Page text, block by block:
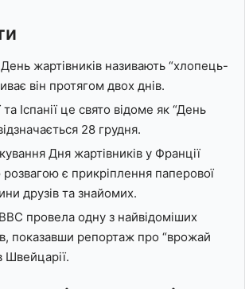
жартівників називають “хлопець-
він протягом двох днів.
та Іспанії це свято відоме як “День
28 грудня.
Дня жартівників у Франції
є прикріплення паперової
друзів та знайомих.
провела одну з найвідоміших
показавши репортаж про “врожай
Швейцарії.